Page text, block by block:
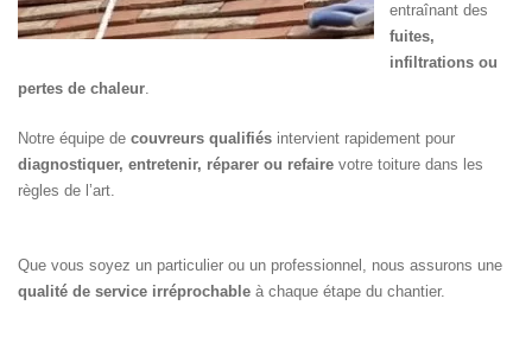
entraînant des
fuites,
infiltrations ou
pertes de chaleur.
Notre équipe de couvreurs qualifiés intervient rapidement pour
diagnostiquer, entretenir, réparer ou refaire votre toiture dans les
règles de l’art.
Que vous soyez un particulier ou un professionnel, nous assurons une
qualité de service irréprochable à chaque étape du chantier.